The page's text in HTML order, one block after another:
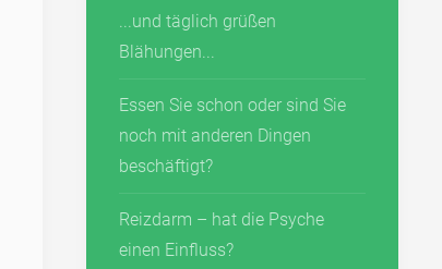
...und täglich grüßen
Blähungen...
Essen Sie schon oder sind Sie
noch mit anderen Dingen
beschäftigt?
Reizdarm – hat die Psyche
einen Einfluss?